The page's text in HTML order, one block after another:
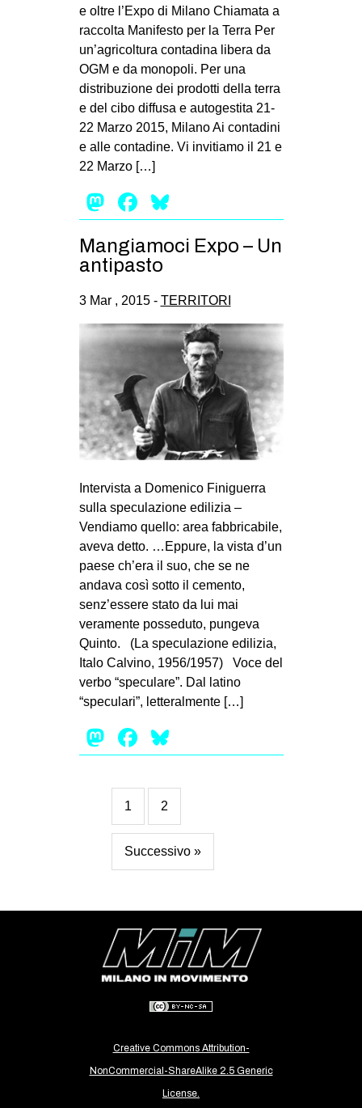
e oltre l’Expo di Milano Chiamata a
raccolta Manifesto per la Terra Per
un’agricoltura contadina libera da
OGM e da monopoli. Per una
distribuzione dei prodotti della terra
e del cibo diffusa e autogestita 21-
22 Marzo 2015, Milano Ai contadini
e alle contadine. Vi invitiamo il 21 e
22 Marzo […]
Mastodon
Facebook
Mangiamoci Expo – Un
antipasto
3 Mar , 2015 - TERRITORI
Intervista a Domenico Finiguerra
sulla speculazione edilizia –
Vendiamo quello: area fabbricabile,
aveva detto. …Eppure, la vista d’un
paese ch’era il suo, che se ne
andava così sotto il cemento,
senz’essere stato da lui mai
veramente posseduto, pungeva
Quinto. (La speculazione edilizia,
Italo Calvino, 1956/1957) Voce del
verbo “speculare”. Dal latino
“speculari”, letteralmente […]
Mastodon
Facebook
1 2
Successivo »
Creative Commons Attribution-
NonCommercial-ShareAlike 2.5 Generic
License.